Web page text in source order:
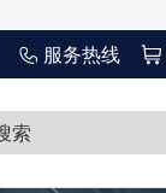
服务热线